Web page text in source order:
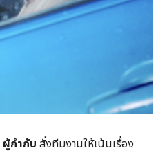
ผู้กำกับ สั่งทีมงานให้เน้นเรื่อง